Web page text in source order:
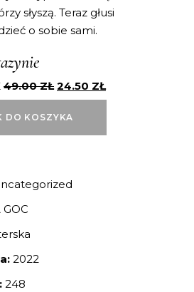
słyszą. Teraz głusi
o sobie sami.
49.00ZŁ 24.50 ZŁ
DO KOSZYKA
2022
248